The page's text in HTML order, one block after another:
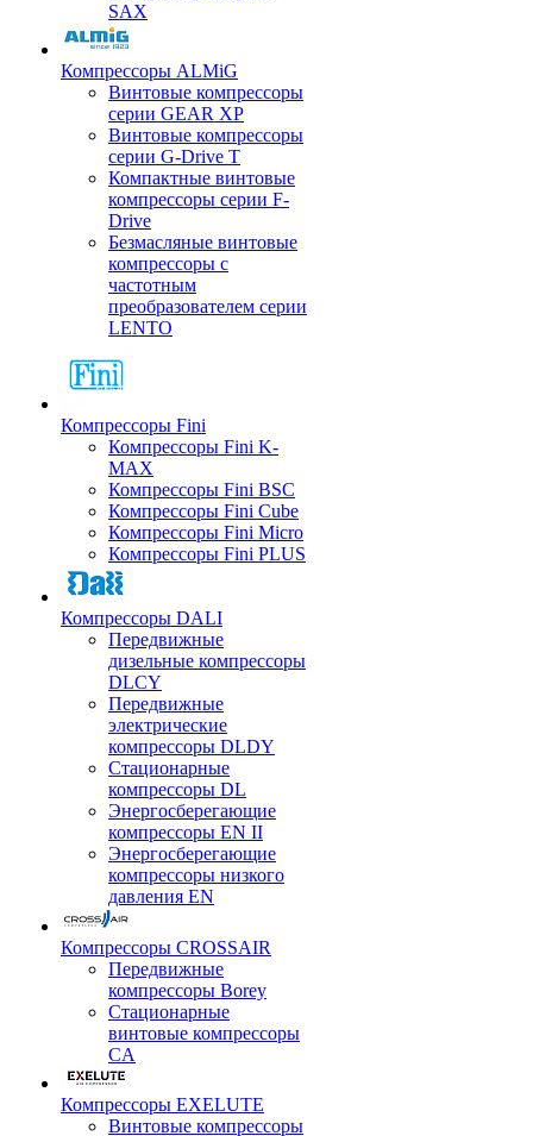
SAX
Компрессоры ALMiG
Винтовые компрессоры
серии GEAR XP
Винтовые компрессоры
серии G-Drive T
Компактные винтовые
компрессоры серии F-
Drive
Безмасляные винтовые
компрессоры с
частотным
преобразователем серии
LENTO
Компрессоры Fini
Компрессоры Fini K-
MAX
Компрессоры Fini BSC
Компрессоры Fini Cube
Компрессоры Fini Micro
Компрессоры Fini PLUS
Компрессоры DALI
Передвижные
дизельные компрессоры
DLCY
Передвижные
электрические
компрессоры DLDY
Стационарные
компрессоры DL
Энергосберегающие
компрессоры EN II
Энергосберегающие
компрессоры низкого
давления EN
Компрессоры CROSSAIR
Передвижные
компрессоры Borey
Стационарные
винтовые компрессоры
CA
Компрессоры EXELUTE
Винтовые компрессоры